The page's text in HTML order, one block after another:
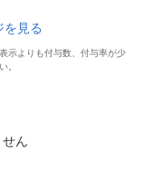
見る
示よりも付与数、付与率が少
。
ん